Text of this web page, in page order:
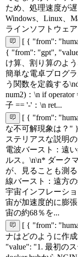
ため、処理速度が
Windows、Linux、
ラインソフトウェ
[ { "from":
{ "from": "gpt",
け算、割り算のよ
簡単な電卓プログ
う関数を定義する
num2)：\n if
子 == '-'：\n ret...
[ { "from":
な不可解現象は？"
ステリアスな説明
電波バースト：遠
ルス。\n\n* ダーク
が、見ることも測
線バースト：遠方
宇宙インフレーシ
宙が加速度的に膨
宙の約68％を...
[ { "from":
ナはどのように作
"value": "1. 最初の